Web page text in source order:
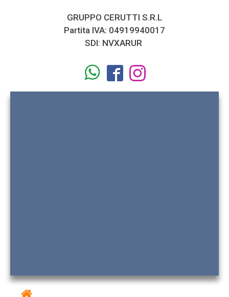
GRUPPO CERUTTI S.R.L
Partita IVA: 04919940017
SDI: NVXARUR